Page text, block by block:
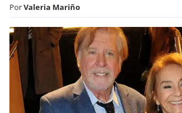
PorValeria Mariño